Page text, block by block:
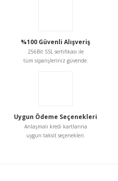
%100 Güvenli Alışveriş
256Bit SSL sertifikası ile
tüm siparişleriniz güvende.
Uygun Ödeme Seçenekleri
Anlaşmalı kredi kartlarına
uygun taksit seçenekleri.